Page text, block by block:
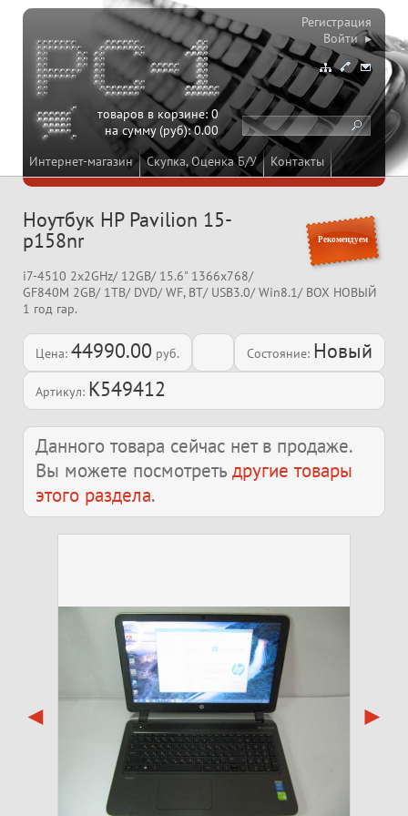
Интернет-магазин Скупка, Оценка Б/У Контакты
товаров в корзине:0
на сумму (руб):0.00
Регистрация
Войти ▸
Рекомендуем
Ноутбук HP Pavilion 15-
p158nr
i7-4510 2x2GHz/ 12GB/ 15.6" 1366x768/
GF840M 2GB/ 1TB/ DVD/ WF, BT/ USB3.0/ Win8.1/ BOX НОВЫЙ
1 год гар.
Цена: 44990.00 руб. Состояние: Новый
Артикул: K549412
Данного товара сейчас нет в продаже.
Вы можете посмотреть другие товары
этого раздела.